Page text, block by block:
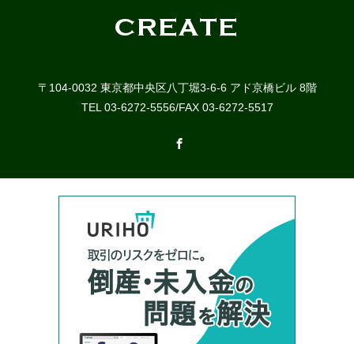
〒104-0032 東京都中央区八丁堀3-6-6 アド京橋ビル 8階
TEL 03-6272-5556/FAX 03-6272-5517